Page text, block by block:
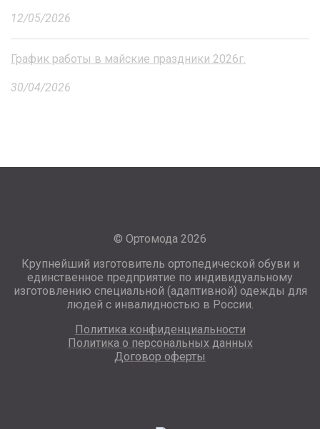
12/05/2026
График работы в майские праздники 2026г.
30/04/2026
© Ортомода 2026
Крупнейший изготовитель ортопедической обуви и
единственное предприятие по индивидуальному
изготовлению специальной (адаптивной) одежды для
людей с инвалидностью в России.
Политика конфиденциальности
Политика о персональных данных
Договор оферты